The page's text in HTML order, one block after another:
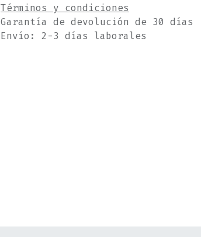
Términos y condiciones
Garantía de devolución de 30 días
Envío: 2-3 días laborales